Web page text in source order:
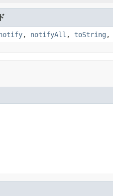
, notifyAll , toString ,